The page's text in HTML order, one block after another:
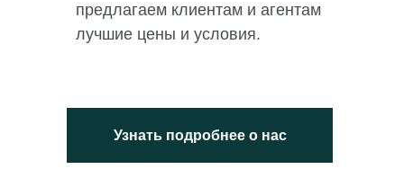
предлагаем клиентам и агентам
лучшие цены и условия.
Узнать подробнее о нас